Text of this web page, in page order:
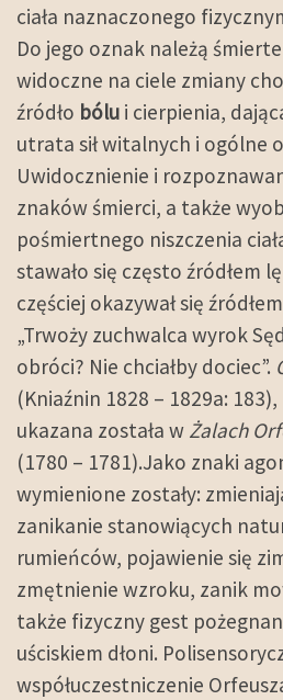
ciała naznaczonego
Do jego oznak należą
widoczne na ciele zmiany
źródło bólu i cierpienia,
utrata sił witalnych i ogólne
Uwidocznienie i
znaków śmierci, a także
pośmiertnego niszczenia
stawało się często źródłem
częściej okazywał się
„Trwoży zuchwalca wyrok
obróci? Nie chciałby dociec”.
(Kniaźnin 1828 – 1829a:
ukazana została w Żalach
(1780 – 1781).Jako znaki
wymienione zostały:
zanikanie stanowiących
rumieńców, pojawienie się
zmętnienie wzroku, zanik
także fizyczny gest
uściskiem dłoni.
współuczestniczenie